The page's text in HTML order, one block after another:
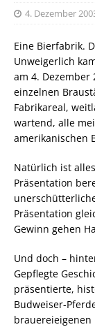
4. Dezember
Eine Bierfabrik.
Unweigerlich
am 4. Dezember
einzelnen
Fabrikareal,
wartend, alle
amerikanischen
Natürlich ist
Präsentation
Präsentation
Gewinn gehen
Und doch –
Gepflegte
präsentierte,
Budweiser-
brauereieigenen